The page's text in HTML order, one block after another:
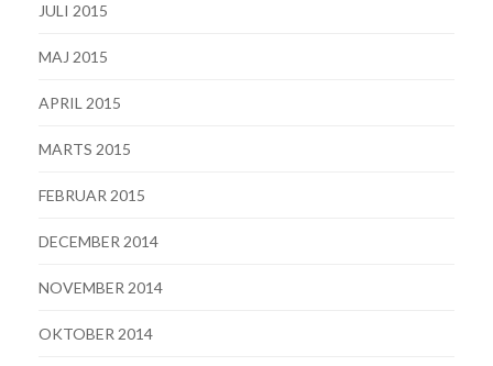
JULI 2015
MAJ 2015
APRIL 2015
MARTS 2015
FEBRUAR 2015
DECEMBER 2014
NOVEMBER 2014
OKTOBER 2014